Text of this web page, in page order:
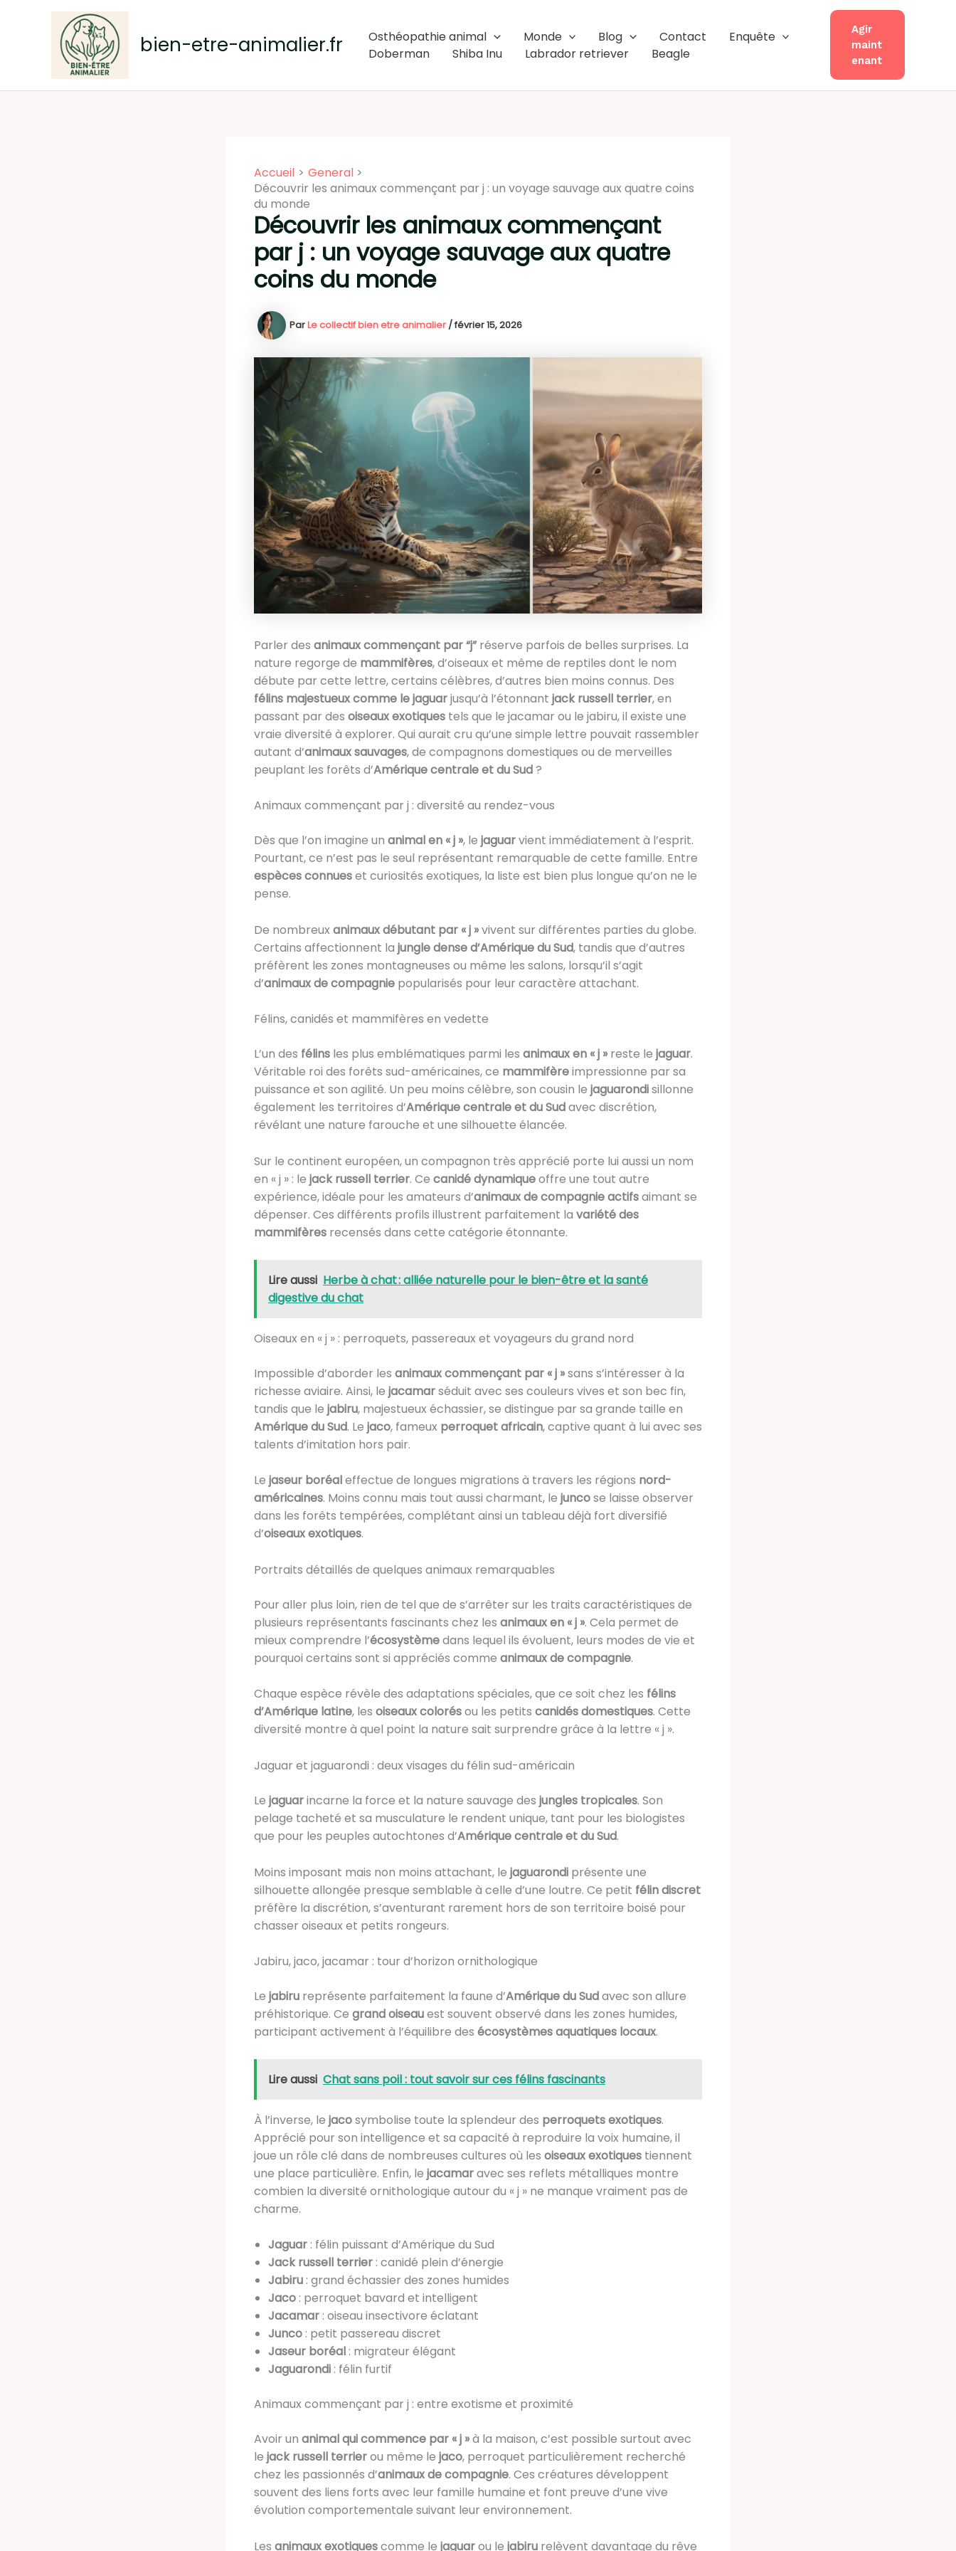
bien-etre-animalier.fr Osthéopathie animal Monde Blog Contact
Enquête
Doberman
Shiba Inu Labrador retriever Beagle
Agir
maint
enant
Accueil
General
Découvrir les animaux commençant par j : un voyage sauvage aux quatre coins
du monde
Découvrir les animaux commençant
par j : un voyage sauvage aux quatre
coins du monde
ParLe collectif bien etre animalier /février 15, 2026
Parler des animaux commençant par “j”réserve parfois de belles surprises. La
nature regorge de mammifères, d’oiseaux et même de reptiles dont le nom
débute par cette lettre, certains célèbres, d’autres bien moins connus. Des
félins majestueux comme le jaguarjusqu’à l’étonnant jack russell terrier, en
passant par des oiseaux exotiques tels que le jacamar ou le jabiru, il existe une
vraie diversité à explorer. Qui aurait cru qu’une simple lettre pouvait rassembler
autant d’animaux sauvages, de compagnons domestiques ou de merveilles
peuplant les forêts d’Amérique centrale et du Sud?
Animaux commençant par j : diversité au rendez-vous
Dès que l’on imagine un animal en « j », le jaguarvient immédiatement à l’esprit.
Pourtant, ce n’est pas le seul représentant remarquable de cette famille. Entre
espèces connueset curiosités exotiques, la liste est bien plus longue qu’on ne le
pense.
De nombreux animaux débutant par « j »vivent sur différentes parties du globe.
Certains affectionnent la jungle dense d’Amérique du Sud, tandis que d’autres
préfèrent les zones montagneuses ou même les salons, lorsqu’il s’agit
d’animaux de compagnie popularisés pour leur caractère attachant.
Félins, canidés et mammifères en vedette
L’un des félins les plus emblématiques parmi les animaux en « j »reste le jaguar.
Véritable roi des forêts sud-américaines, ce mammifèreimpressionne par sa
puissance et son agilité. Un peu moins célèbre, son cousin le jaguarondisillonne
également les territoires d’Amérique centrale et du Sudavec discrétion,
révélant une nature farouche et une silhouette élancée.
Sur le continent européen, un compagnon très apprécié porte lui aussi un nom
en « j » : le jack russell terrier. Ce canidé dynamiqueoffre une tout autre
expérience, idéale pour les amateurs d’animaux de compagnie actifsaimant se
dépenser. Ces différents profils illustrent parfaitement la variété des
mammifères recensés dans cette catégorie étonnante.
Lire aussi Herbe à chat : alliée naturelle pour le bien-être et la santé
digestive du chat
Oiseaux en « j » : perroquets, passereaux et voyageurs du grand nord
Impossible d’aborder les animaux commençant par « j »sans s’intéresser à la
richesse aviaire. Ainsi, le jacamarséduit avec ses couleurs vives et son bec fin,
tandis que le jabiru, majestueux échassier, se distingue par sa grande taille en
Amérique du Sud. Le jaco, fameux perroquet africain, captive quant à lui avec ses
talents d’imitation hors pair.
Le jaseur boréaleffectue de longues migrations à travers les régions nord-
américaines. Moins connu mais tout aussi charmant, le juncose laisse observer
dans les forêts tempérées, complétant ainsi un tableau déjà fort diversifié
d’oiseaux exotiques.
Portraits détaillés de quelques animaux remarquables
Pour aller plus loin, rien de tel que de s’arrêter sur les traits caractéristiques de
plusieurs représentants fascinants chez les animaux en « j ». Cela permet de
mieux comprendre l’écosystèmedans lequel ils évoluent, leurs modes de vie et
pourquoi certains sont si appréciés comme animaux de compagnie.
Chaque espèce révèle des adaptations spéciales, que ce soit chez les félins
d’Amérique latine, les oiseaux colorésou les petits canidés domestiques. Cette
diversité montre à quel point la nature sait surprendre grâce à la lettre « j ».
Jaguar et jaguarondi : deux visages du félin sud-américain
Le jaguarincarne la force et la nature sauvage des jungles tropicales. Son
pelage tacheté et sa musculature le rendent unique, tant pour les biologistes
que pour les peuples autochtones d’Amérique centrale et du Sud.
Moins imposant mais non moins attachant, le jaguarondi présente une
silhouette allongée presque semblable à celle d’une loutre. Ce petit félin discret
préfère la discrétion, s’aventurant rarement hors de son territoire boisé pour
chasser oiseaux et petits rongeurs.
Jabiru, jaco, jacamar : tour d’horizon ornithologique
Le jabiru représente parfaitement la faune d’Amérique du Sudavec son allure
préhistorique. Ce grand oiseauest souvent observé dans les zones humides,
participant activement à l’équilibre des écosystèmes aquatiques locaux.
Lire aussi Chat sans poil : tout savoir sur ces félins fascinants
À l’inverse, le jacosymbolise toute la splendeur des perroquets exotiques.
Apprécié pour son intelligence et sa capacité à reproduire la voix humaine, il
joue un rôle clé dans de nombreuses cultures où les oiseaux exotiques tiennent
une place particulière. Enfin, le jacamaravec ses reflets métalliques montre
combien la diversité ornithologique autour du « j » ne manque vraiment pas de
charme.
Jaguar : félin puissant d’Amérique du Sud
Jack russell terrier : canidé plein d’énergie
Jabiru : grand échassier des zones humides
Jaco : perroquet bavard et intelligent
Jacamar : oiseau insectivore éclatant
Junco : petit passereau discret
Jaseur boréal : migrateur élégant
Jaguarondi : félin furtif
Animaux commençant par j : entre exotisme et proximité
Avoir un animal qui commence par « j »à la maison, c’est possible surtout avec
le jack russell terrierou même le jaco, perroquet particulièrement recherché
chez les passionnés d’animaux de compagnie. Ces créatures développent
souvent des liens forts avec leur famille humaine et font preuve d’une vive
évolution comportementale suivant leur environnement.
Les animaux exotiquescomme le jaguarou le jabiru relèvent davantage du rêve